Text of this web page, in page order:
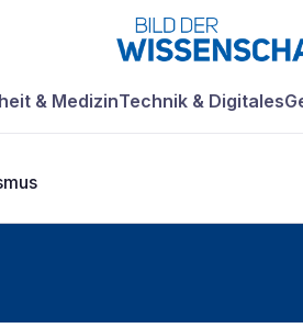
& MedizinTechnik & Digitales